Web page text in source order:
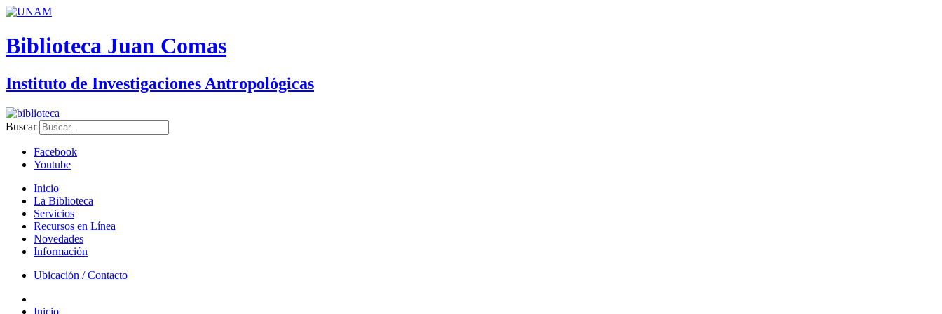
Biblioteca Juan Comas
Instituto de Investigaciones Antropológicas
Buscar
Facebook
Youtube
Inicio
La Biblioteca
Servicios
Recursos en Línea
Novedades
Información
Ubicación / Contacto
Inicio